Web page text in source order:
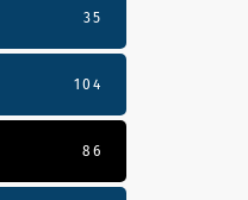
35
104
86